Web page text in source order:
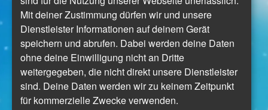
Mit deiner Zustimmung dürfen wir und unsere
Dienstleister Informationen auf deinem Gerät
speichern und abrufen. Dabei werden deine Daten
ohne deine Einwilligung nicht an Dritte
weitergegeben, die nicht direkt unsere Dienstleister
sind. Deine Daten werden wir zu keinem Zeitpunkt
für kommerzielle Zwecke verwenden.